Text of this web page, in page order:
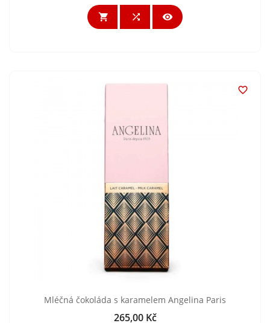
  

Mléčná čokoláda s karamelem Angelina Paris
Cena
265,00 Kč